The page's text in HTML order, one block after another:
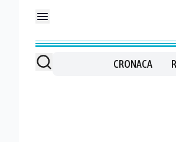
CRONACA